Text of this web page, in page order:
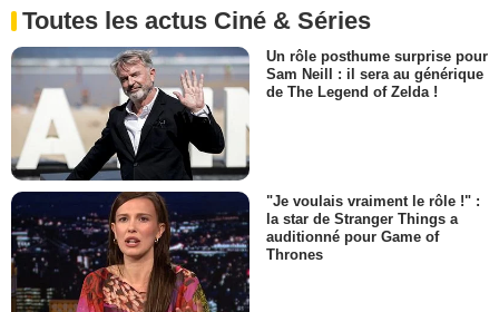
Toutes les actus Ciné & Séries
Un rôle posthume surprise pour
Sam Neill : il sera au générique
de The Legend of Zelda !
"Je voulais vraiment le rôle !" :
la star de Stranger Things a
auditionné pour Game of
Thrones